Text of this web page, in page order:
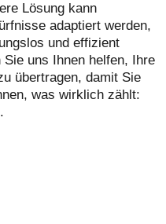
Lösung kann
adaptiert werden,
und effizient
uns Ihnen helfen, Ihre
übertragen, damit Sie
was wirklich zählt: